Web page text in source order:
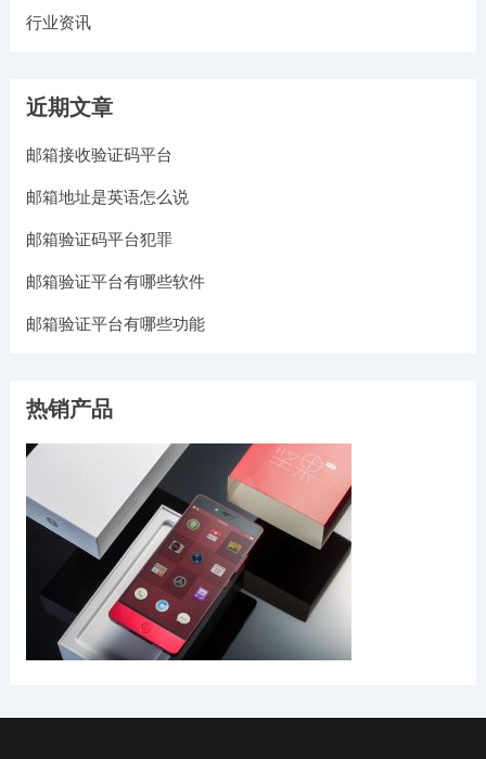
行业资讯
近期文章
邮箱接收验证码平台
邮箱地址是英语怎么说
邮箱验证码平台犯罪
邮箱验证平台有哪些软件
邮箱验证平台有哪些功能
热销产品